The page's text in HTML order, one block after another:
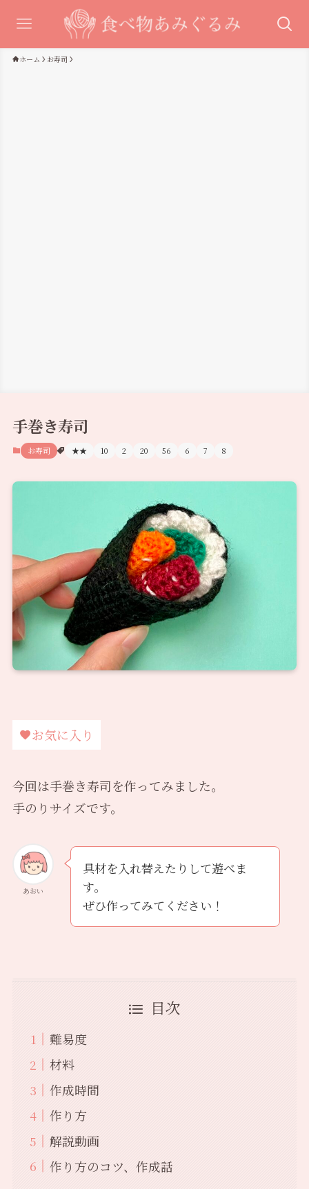
ホーム お寿司
手巻き寿司
お寿司 ★★ 10 2 20 56 6 7 8
お気に入り
今回は手巻き寿司を作ってみました。
手のりサイズです。
あおい
具材を入れ替えたりして遊べま
す。
ぜひ作ってみてください！
目次
難易度
材料
作成時間
作り方
解説動画
作り方のコツ、作成話